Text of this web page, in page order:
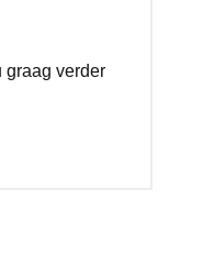
graag verder